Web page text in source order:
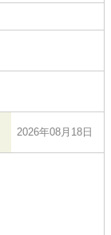
2026年08月18日